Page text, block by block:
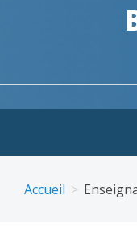
Accueil